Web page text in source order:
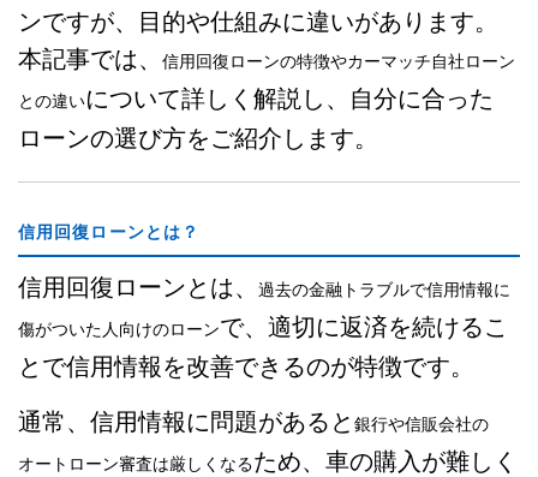
ンですが、目的や仕組みに違いがあります。
本記事では、
信用回復ローンの特徴やカーマッチ自社ローン
との違いについて詳しく解説し、自分に合った
ローンの選び方をご紹介します。
信用回復ローンとは？
信用回復ローンとは、 過去の金融トラブルで信用情報に
傷がついた人向けのローンで、適切に返済を続けるこ
とで信用情報を改善できるのが特徴です。
通常、信用情報に問題があると 銀行や信販会社の
オートローン審査は厳しくなるため、車の購入が難しく